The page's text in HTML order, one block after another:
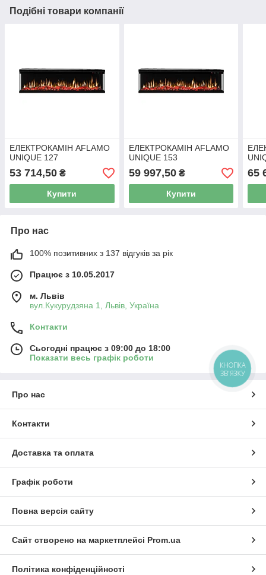
Подібні товари компанії
ЕЛЕКТРОКАМІН AFLAMO
UNIQUE 127
53 714,50 ₴
Купити
ЕЛЕКТРОКАМІН AFLAMO
UNIQUE 153
59 997,50₴
Купити
65
Про нас
100% позитивних з 137 відгуків за рік
Працює з 10.05.2017
м. Львів
вул.Кукурудзяна 1, Львів, Україна
Контакти
Сьогодні працює з 09:00 до 18:00
Показати весь графік роботи
Про нас
Контакти
Доставка та оплата
Графік роботи
Повна версія сайту
Сайт створено на маркетплейсі Prom.ua
Політика конфіденційності
КНОПКА
ЗВ'ЯЗКУ